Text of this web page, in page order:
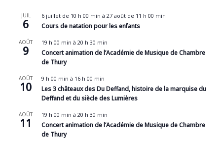
JUIL
6
6 juillet de 10 h 00 min à 27 août de 11 h 00 min
Cours de natation pour les enfants
AOÛT
9
19 h 00 min à 20 h 30 min
Concert animation de l’Académie de Musique de Chambre
de Thury
AOÛT
10
9 h 00 min à 16 h 00 min
Les 3 châteaux des Du Deffand, histoire de la marquise du
Deffand et du siècle des Lumières
AOÛT
11
19 h 00 min à 20 h 30 min
Concert animation de l’Académie de Musique de Chambre
de Thury